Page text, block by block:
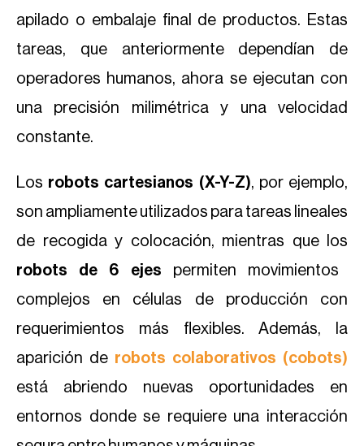
apilado o embalaje final de productos. Estas
tareas, que anteriormente dependían de
operadores humanos, ahora se ejecutan con
una precisión milimétrica y una velocidad
constante.
Los robots cartesianos (X-Y-Z), por ejemplo,
son ampliamente utilizados para tareas lineales
de recogida y colocación, mientras que los
robots de 6 ejes permiten movimientos
complejos en células de producción con
requerimientos más flexibles. Además, la
aparición de robots colaborativos (cobots)
está abriendo nuevas oportunidades en
entornos donde se requiere una interacción